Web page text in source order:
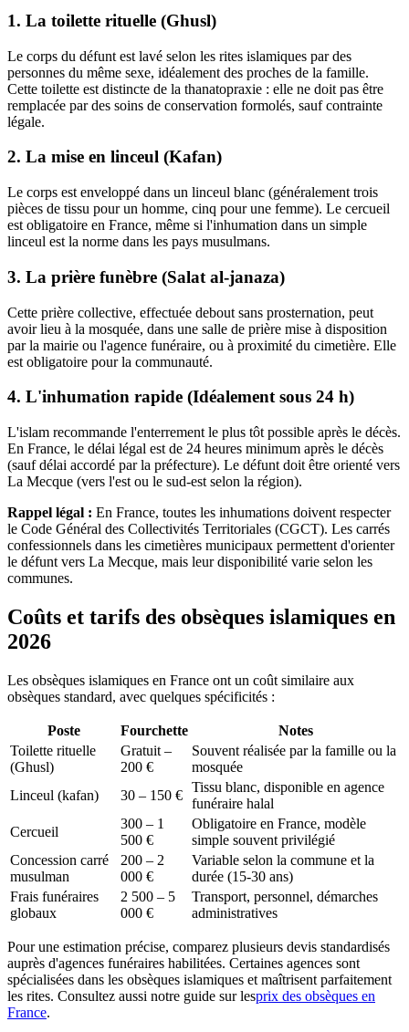
1. La toilette rituelle (Ghusl)
Le corps du défunt est lavé selon les rites islamiques par des
personnes du même sexe, idéalement des proches de la famille.
Cette toilette est distincte de la thanatopraxie : elle ne doit pas être
remplacée par des soins de conservation formolés, sauf contrainte
légale.
2. La mise en linceul (Kafan)
Le corps est enveloppé dans un linceul blanc (généralement trois
pièces de tissu pour un homme, cinq pour une femme). Le cercueil
est obligatoire en France, même si l'inhumation dans un simple
linceul est la norme dans les pays musulmans.
3. La prière funèbre (Salat al-janaza)
Cette prière collective, effectuée debout sans prosternation, peut
avoir lieu à la mosquée, dans une salle de prière mise à disposition
par la mairie ou l'agence funéraire, ou à proximité du cimetière. Elle
est obligatoire pour la communauté.
4. L'inhumation rapide (Idéalement sous 24 h)
L'islam recommande l'enterrement le plus tôt possible après le décès.
En France, le délai légal est de 24 heures minimum après le décès
(sauf délai accordé par la préfecture). Le défunt doit être orienté vers
La Mecque (vers l'est ou le sud-est selon la région).
Rappel légal : En France, toutes les inhumations doivent respecter
le Code Général des Collectivités Territoriales (CGCT). Les carrés
confessionnels dans les cimetières municipaux permettent d'orienter
le défunt vers La Mecque, mais leur disponibilité varie selon les
communes.
Coûts et tarifs des obsèques islamiques en
2026
Les obsèques islamiques en France ont un coût similaire aux
obsèques standard, avec quelques spécificités :
Poste Fourchette
Notes
Toilette rituelle
(Ghusl)
Gratuit –
200 €
Souvent réalisée par la famille ou la
mosquée
Linceul (kafan)
30 – 150 €
Tissu blanc, disponible en agence
funéraire halal
Cercueil
300 – 1
500 €
Obligatoire en France, modèle
simple souvent privilégié
Concession carré
musulman
200 – 2
000 €
Variable selon la commune et la
durée (15-30 ans)
Frais funéraires
globaux
2 500 – 5
000 €
Transport, personnel, démarches
administratives
Pour une estimation précise, comparez plusieurs devis standardisés
auprès d'agences funéraires habilitées. Certaines agences sont
spécialisées dans les obsèques islamiques et maîtrisent parfaitement
les rites. Consultez aussi notre guide sur lesprix des obsèques en
France.